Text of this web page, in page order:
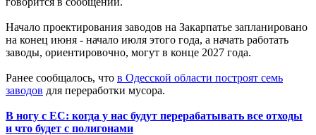
Начало проектирования заводов на Закарпатье запланировано
на конец июня - начало июля этого года, а начать работать
заводы, ориентировочно, могут в конце 2027 года.
Ранее сообщалось, что в Одесской области построят семь
заводов для переработки мусора.
В ногу с ЕС: когда у нас будут перерабатывать все отходы
и что будет с полигонами